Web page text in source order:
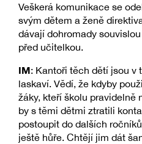
Veškerá komunikace se
svým dětem a ženě
dávají dohromady
před učitelkou.
IM: Kantoři těch dětí jsou v
laskaví. Vědí, že kdyby
žáky, kteří školu pravidelně
by s těmi dětmi ztratili
postoupit do dalších
ještě hůře. Chtějí jim dát